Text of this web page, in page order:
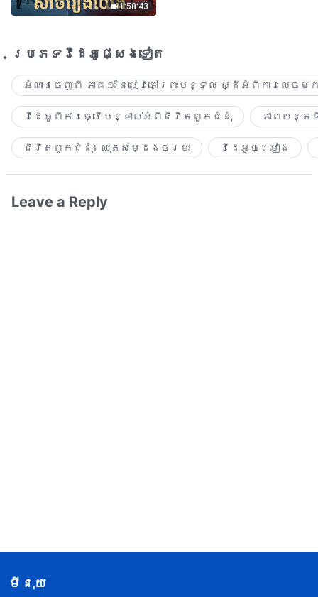
1:58:43
ប្រភេទ​វីដេអូ​ផ្សេង​ទៀត​
អំណានចេញពី ភាគ១ នៃសៀវភៅព្រះបន្ទូល ស្ដីអំពីការលេច
វីដេអូពីការធ្វើបន្ទាល់អំពីជីវិតពួកជំនុំ ភាពយន្
ជីវិតពួកជំនុំ៖ ឈុតសម្ដែងចម្រុះ វីដេអូចម្រៀង​
Leave a Reply
មីនុយ